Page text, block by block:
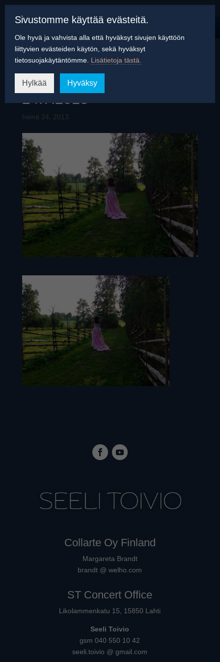
Seeli Petäjävedellä 2,
24.7.2013
heinä 24, 2013
Collarte Oy Finland
Margareta Brandt
brandt @ welho.com
ST Concert Office
Likolammenkatu 15, 15850 Lahti
Seeli Toivio
gsm 040 550 10 42
seeli.toivio @ gmail.com
Sivustomme käyttää evästeitä.
Ole hyvä ja vahvista alla että hyväksyt sivujen käyttöön
liittyvien evästeiden käytön, sekä hyväksyt
tietosuojakäytäntömme. Lisätietoja tästä.
Hylkää Hyväksy